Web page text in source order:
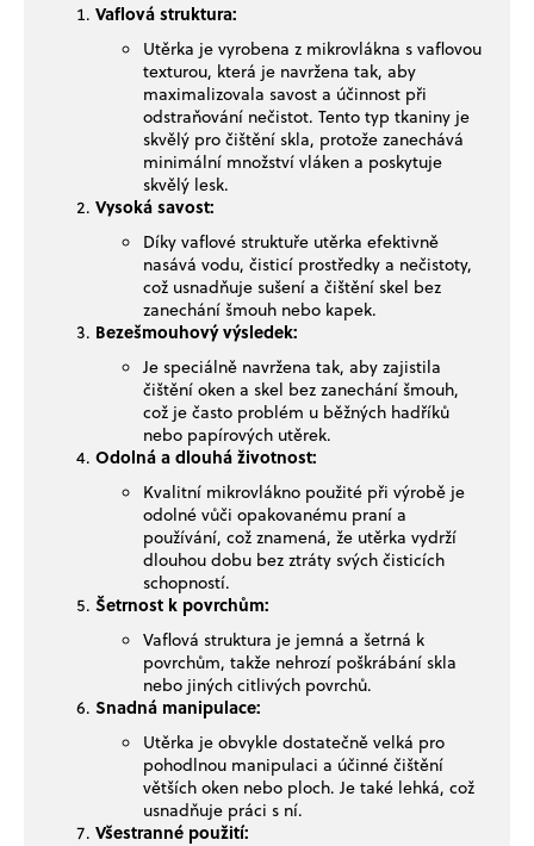
Vaflová struktura:
Utěrka je vyrobena z mikrovlákna s vaflovou
texturou, která je navržena tak, aby
maximalizovala savost a účinnost při
odstraňování nečistot. Tento typ tkaniny je
skvělý pro čištění skla, protože zanechává
minimální množství vláken a poskytuje
skvělý lesk.
Vysoká savost:
Díky vaflové struktuře utěrka efektivně
nasává vodu, čisticí prostředky a nečistoty,
což usnadňuje sušení a čištění skel bez
zanechání šmouh nebo kapek.
Bezešmouhový výsledek:
Je speciálně navržena tak, aby zajistila
čištění oken a skel bez zanechání šmouh,
což je často problém u běžných hadříků
nebo papírových utěrek.
Odolná a dlouhá životnost:
Kvalitní mikrovlákno použité při výrobě je
odolné vůči opakovanému praní a
používání, což znamená, že utěrka vydrží
dlouhou dobu bez ztráty svých čisticích
schopností.
Šetrnost k povrchům:
Vaflová struktura je jemná a šetrná k
povrchům, takže nehrozí poškrábání skla
nebo jiných citlivých povrchů.
Snadná manipulace:
Utěrka je obvykle dostatečně velká pro
pohodlnou manipulaci a účinné čištění
větších oken nebo ploch. Je také lehká, což
usnadňuje práci s ní.
Všestranné použití: